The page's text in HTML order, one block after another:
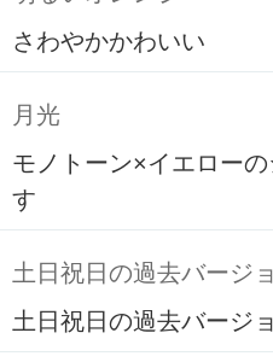
さわやかかわいい
月光
モノトーン×イエロー
す
土日祝日の過去バージ
土日祝日の過去バージ